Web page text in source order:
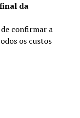
da
confirmar a
os custos